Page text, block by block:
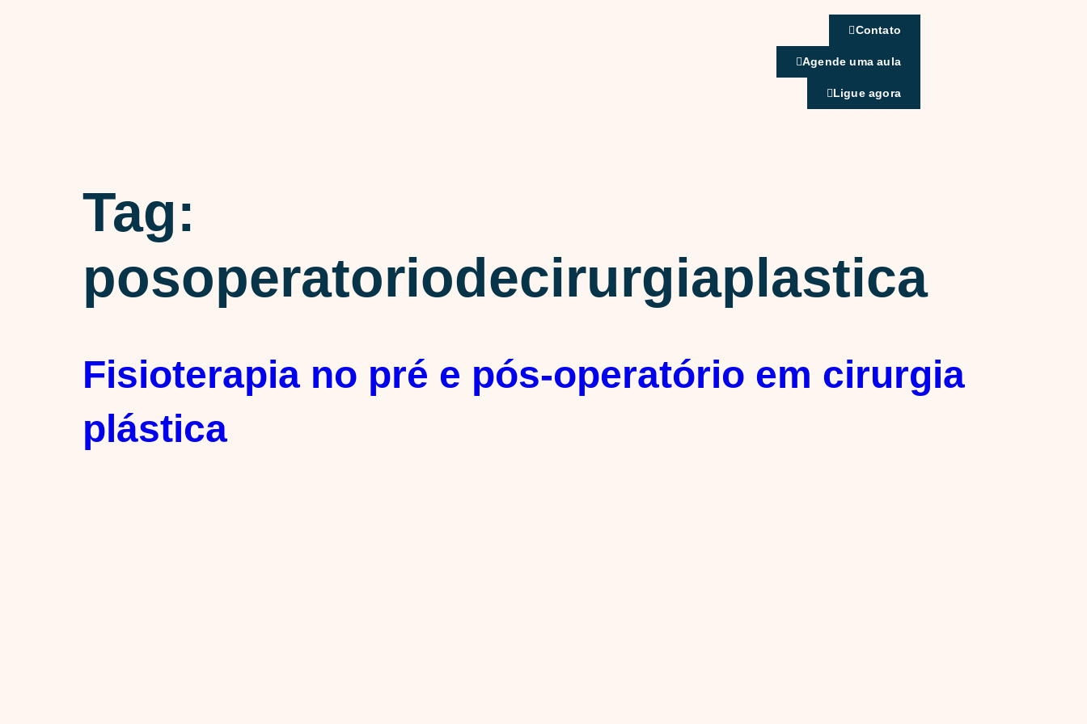
Contato
Agende uma aula
Ligue agora
Tag:
posoperatoriodecirurgiaplastica
Fisioterapia no pré e pós-operatório em cirurgia
plástica